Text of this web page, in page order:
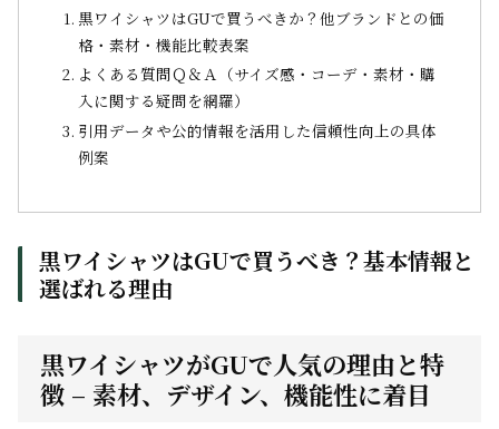
黒ワイシャツはGUで買うべきか？他ブランドとの価
格・素材・機能比較表案
よくある質問Ｑ＆Ａ（サイズ感・コーデ・素材・購
入に関する疑問を網羅）
引用データや公的情報を活用した信頼性向上の具体
例案
黒ワイシャツはGUで買うべき？基本情報と
選ばれる理由
黒ワイシャツがGUで人気の理由と特
徴 – 素材、デザイン、機能性に着目